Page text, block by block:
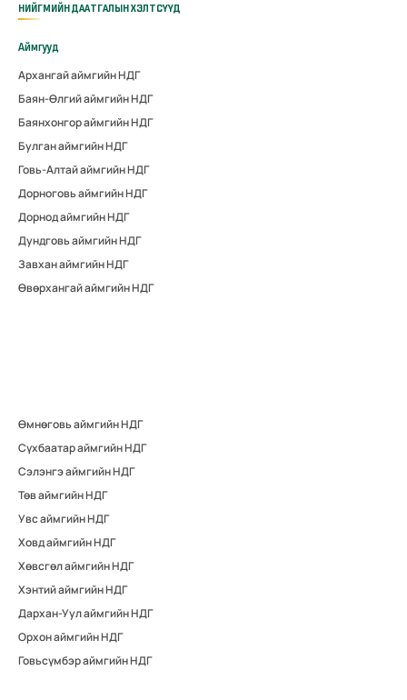
НИЙГМИЙН ДААТГАЛЫН ХЭЛТСҮҮД
Аймгууд
Архангай аймгийн НДГ
Баян-Өлгий аймгийн НДГ
Баянхонгор аймгийн НДГ
Булган аймгийн НДГ
Говь-Алтай аймгийн НДГ
Дорноговь аймгийн НДГ
Дорнод аймгийн НДГ
Дундговь аймгийн НДГ
Завхан аймгийн НДГ
Өвөрхангай аймгийн НДГ
Өмнөговь аймгийн НДГ
Сүхбаатар аймгийн НДГ
Сэлэнгэ аймгийн НДГ
Төв аймгийн НДГ
Увс аймгийн НДГ
Ховд аймгийн НДГ
Хөвсгөл аймгийн НДГ
Хэнтий аймгийн НДГ
Дархан-Уул аймгийн НДГ
Орхон аймгийн НДГ
Говьсүмбэр аймгийн НДГ